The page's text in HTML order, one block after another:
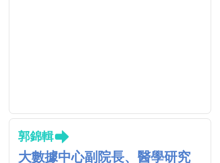
郭錦輯
大數據中心副院長、醫學研究